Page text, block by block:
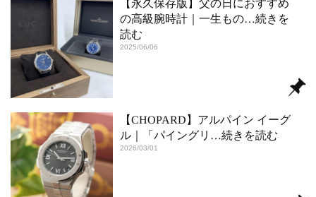
【永久保存版】父の日におすすめ
の高級腕時計｜一生もの…続きを
読む
2025/06/06
【CHOPARD】アルパイン イーグ
ル｜「パイングリ …続きを読む
2026/03/01